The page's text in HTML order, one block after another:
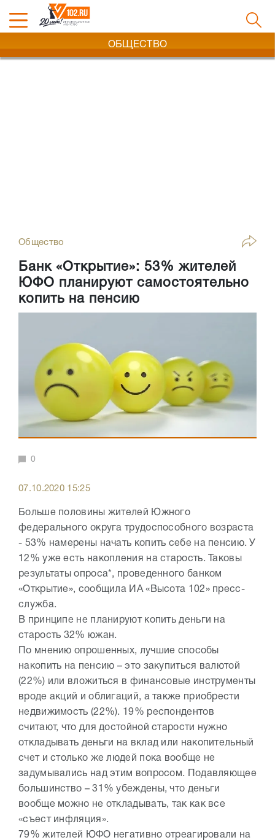
ОБЩЕСТВО
Общество
Банк «Открытие»: 53% жителей
ЮФО планируют самостоятельно
копить на пенсию
0
07.10.2020 15:25
Больше половины жителей Южного
федерального округа трудоспособного возраста
- 53% намерены начать копить себе на пенсию. У
12% уже есть накопления на старость. Таковы
результаты опроса*, проведенного банком
«Открытие», сообщила ИА «Высота 102» пресс-
служба.
В принципе не планируют копить деньги на
старость 32% южан.
По мнению опрошенных, лучшие способы
накопить на пенсию – это закупиться валютой
(22%) или вложиться в финансовые инструменты
вроде акций и облигаций, а также приобрести
недвижимость (22%). 19% респондентов
считают, что для достойной старости нужно
откладывать деньги на вклад или накопительный
счет и столько же людей пока вообще не
задумывались над этим вопросом. Подавляющее
большинство – 31% убеждены, что деньги
вообще можно не откладывать, так как все
«съест инфляция».
79% жителей ЮФО негативно отреагировали на